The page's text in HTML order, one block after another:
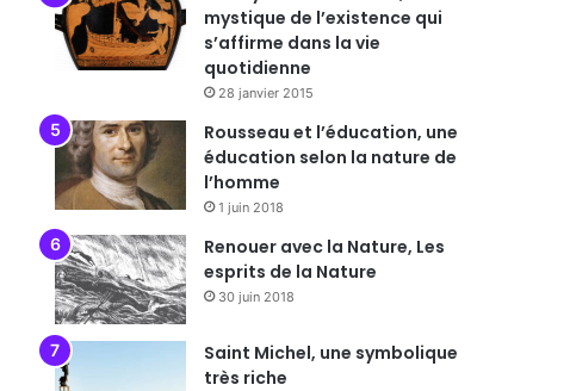
mystique de l’existence qui
s’affirme dans la vie
quotidienne
28 janvier 2015
Rousseau et l’éducation, une
éducation selon la nature de
l’homme
1 juin 2018
Renouer avec la Nature, Les
esprits de la Nature
30 juin 2018
Saint Michel, une symbolique
très riche